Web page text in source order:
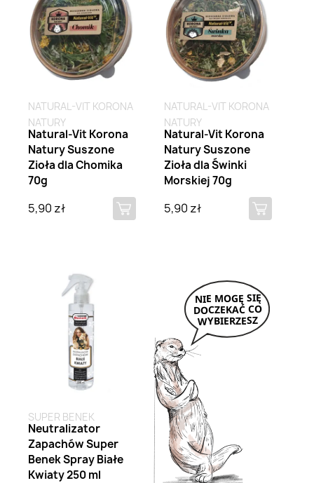
NATURAL-VIT KORONA
NATURY
Natural-Vit Korona
Natury Suszone
Zioła dla Chomika
70g
5,90 zł
NATURAL-VIT KORONA
NATURY
Natural-Vit Korona
Natury Suszone
Zioła dla Świnki
Morskiej 70g
5,90 zł
SUPER BENEK
Neutralizator
Zapachów Super
Benek Spray Białe
Kwiaty 250 ml